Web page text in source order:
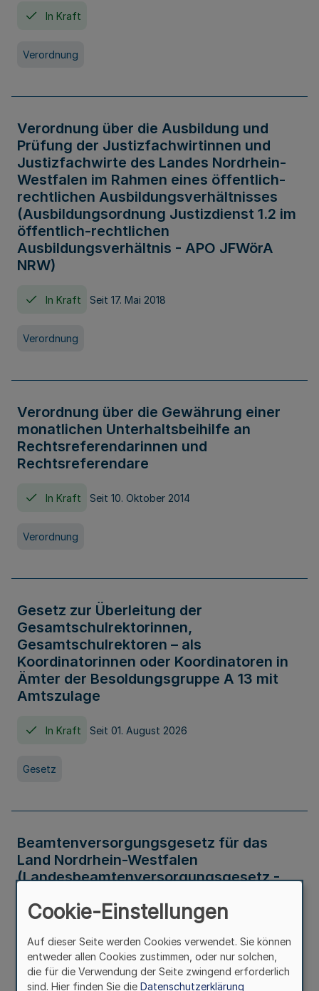
In Kraft
Verordnung
Verordnung über die Ausbildung und
Prüfung der Justizfachwirtinnen und
Justizfachwirte des Landes Nordrhein-
Westfalen im Rahmen eines öffentlich-
rechtlichen Ausbildungsverhältnisses
(Ausbildungsordnung Justizdienst 1.2 im
öffentlich-rechtlichen
Ausbildungsverhältnis - APO JFWörA
NRW)
In Kraft Seit 17. Mai 2018
Verordnung
Verordnung über die Gewährung einer
monatlichen Unterhaltsbeihilfe an
Rechtsreferendarinnen und
Rechtsreferendare
In Kraft Seit 10. Oktober 2014
Verordnung
Gesetz zur Überleitung der
Gesamtschulrektorinnen,
Gesamtschulrektoren – als
Koordinatorinnen oder Koordinatoren in
Ämter der Besoldungsgruppe A 13 mit
Amtszulage
In Kraft Seit 01. August 2026
Gesetz
Beamtenversorgungsgesetz für das
Land Nordrhein-Westfalen
(Landesbeamtenversorgungsgesetz -
Gesetz
Cookie-Einstellungen
Auf dieser Seite werden Cookies verwendet. Sie können
entweder allen Cookies zustimmen, oder nur solchen,
die für die Verwendung der Seite zwingend erforderlich
sind. Hier finden Sie die Datenschutzerklärung